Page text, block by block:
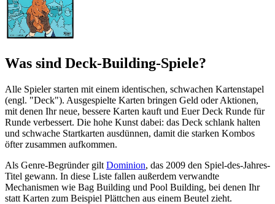
Was sind Deck-Building-Spiele?
Alle Spieler starten mit einem identischen, schwachen Kartenstapel
(engl. "Deck"). Ausgespielte Karten bringen Geld oder Aktionen,
mit denen Ihr neue, bessere Karten kauft und Euer Deck Runde für
Runde verbessert. Die hohe Kunst dabei: das Deck schlank halten
und schwache Startkarten ausdünnen, damit die starken Kombos
öfter zusammen aufkommen.
Als Genre-Begründer gilt Dominion, das 2009 den Spiel-des-Jahres-
Titel gewann. In diese Liste fallen außerdem verwandte
Mechanismen wie Bag Building und Pool Building, bei denen Ihr
statt Karten zum Beispiel Plättchen aus einem Beutel zieht.